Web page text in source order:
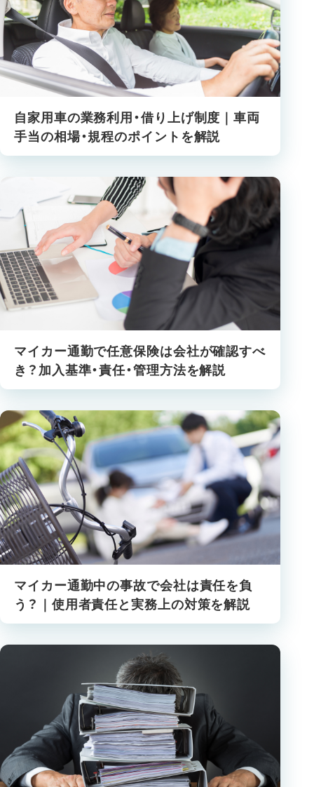
自家用車の業務利用・借り上げ制度｜車両
手当の相場・規程のポイントを解説
マイカー通勤で任意保険は会社が確認すべ
き？加入基準・責任・管理方法を解説
マイカー通勤中の事故で会社は責任を負
う？｜使用者責任と実務上の対策を解説